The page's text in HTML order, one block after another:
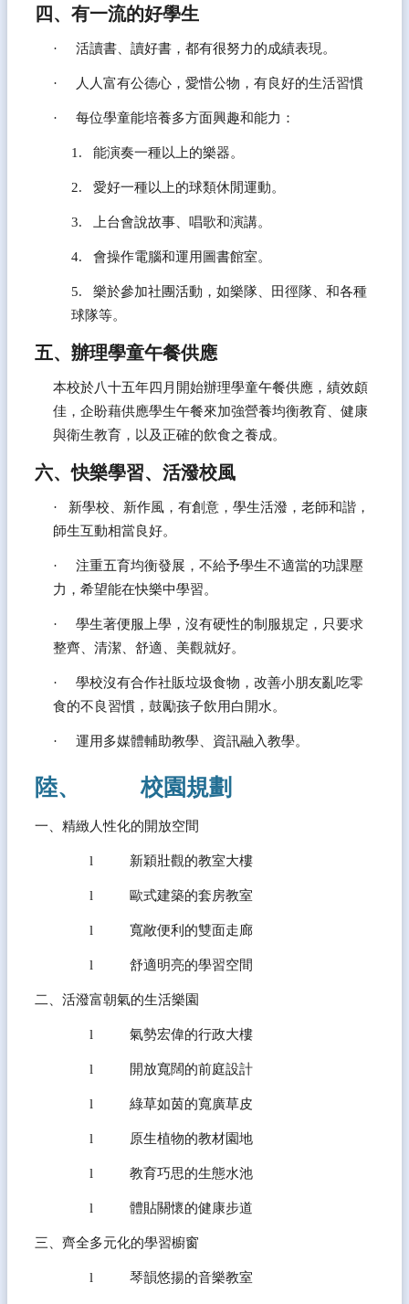
四、有一流的好學生
·     活讀書、讀好書，都有很努力的成績表現。
·     人人富有公德心，愛惜公物，有良好的生活習慣
·     每位學童能培養多方面興趣和能力：
1.   能演奏一種以上的樂器。
2.   愛好一種以上的球類休閒運動。
3.   上台會說故事、唱歌和演講。
4.   會操作電腦和運用圖書館室。
5.   樂於參加社團活動，如樂隊、田徑隊、和各種
球隊等。
五、辦理學童午餐供應
本校於八十五年四月開始辦理學童午餐供應，績效頗
佳，企盼藉供應學生午餐來加強營養均衡教育、健康
與衛生教育，以及正確的飲食之養成。
六、快樂學習、活潑校風
·   新學校、新作風，有創意，學生活潑，老師和諧，
師生互動相當良好。
·     注重五育均衡發展，不給予學生不適當的功課壓
力，希望能在快樂中學習。
·     學生著便服上學，沒有硬性的制服規定，只要求
整齊、清潔、舒適、美觀就好。
·     學校沒有合作社販垃圾食物，改善小朋友亂吃零
食的不良習慣，鼓勵孩子飲用白開水。
·     運用多媒體輔助教學、資訊融入教學。
陸、           校園規劃
一、精緻人性化的開放空間
l          新穎壯觀的教室大樓
l          歐式建築的套房教室
l          寬敞便利的雙面走廊
l          舒適明亮的學習空間
二、活潑富朝氣的生活樂園
l          氣勢宏偉的行政大樓
l          開放寬闊的前庭設計
l          綠草如茵的寬廣草皮
l          原生植物的教材園地
l          教育巧思的生態水池
l          體貼關懷的健康步道
三、齊全多元化的學習櫥窗
l          琴韻悠揚的音樂教室